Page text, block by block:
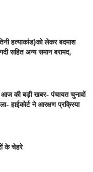
हत्याकांड)को लेकर बदमाश
सहित अन्य समान बरामद,
की बड़ी खबर- पंचायत चुनावों
हाईकोर्ट ने आरक्षण प्रक्रिया
के चेहरे